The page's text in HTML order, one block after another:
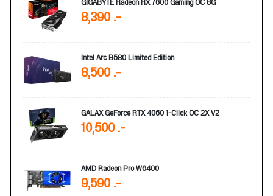
8,390 .-
Intel Arc B580 Limited Edition
8,500 .-
GALAX GeForce RTX 4060 1-Click OC 2X V2
10,500 .-
AMD Radeon Pro W6400
9,590 .-